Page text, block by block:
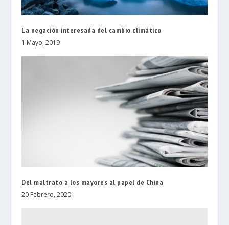
La negación interesada del cambio climático
1 Mayo, 2019
Del maltrato a los mayores al papel de China
20 Febrero, 2020